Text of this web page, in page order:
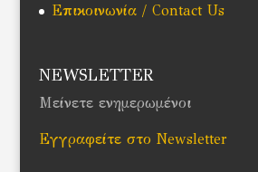
Επικοινωνία / Contact Us
NEWSLETTER
Μείνετε ενημερωμένοι
Εγγραφείτε στο Newsletter